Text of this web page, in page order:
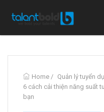
Home / Quản lý tuyển
6 cách cải thiện năng suất
bạn